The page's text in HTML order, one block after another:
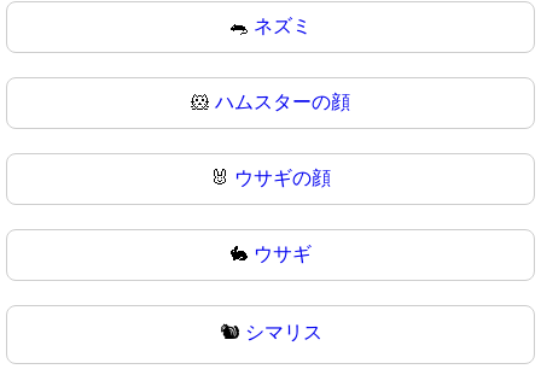
🐀 ネズミ
🐹 ハムスターの顔
🐰 ウサギの顔
🐇 ウサギ
🐿️ シマリス